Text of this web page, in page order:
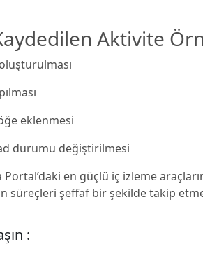
Aktivite
eklenmesi
durumu değiştirilmesi
en güçlü iç izleme
süreçleri şeffaf bir şekilde takip
: